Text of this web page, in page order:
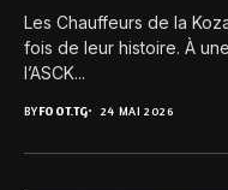
Les Chauffeurs de la
fois de leur histoire. À
l’ASCK...
BYFOOT.TG 24 MAI 2026